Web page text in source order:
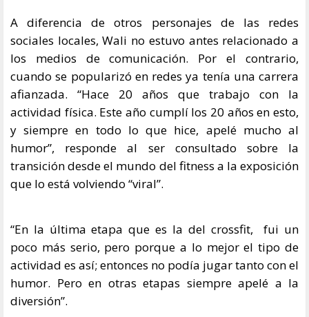
A diferencia de otros personajes de las redes
sociales locales, Wali no estuvo antes relacionado a
los medios de comunicación. Por el contrario,
cuando se popularizó en redes ya tenía una carrera
afianzada. “Hace 20 años que trabajo con la
actividad física. Este año cumplí los 20 años en esto,
y siempre en todo lo que hice, apelé mucho al
humor”, responde al ser consultado sobre la
transición desde el mundo del fitness a la exposición
que lo está volviendo “viral”.
“En la última etapa que es la del crossfit, fui un
poco más serio, pero porque a lo mejor el tipo de
actividad es así; entonces no podía jugar tanto con el
humor. Pero en otras etapas siempre apelé a la
diversión”.